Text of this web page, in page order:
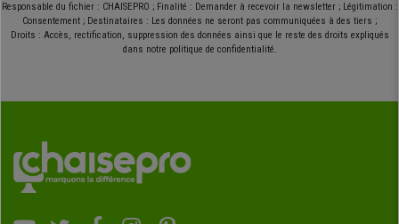
Responsable du fichier : CHAISEPRO ; Finalité : Demander à recevoir la newsletter ; Légitimation :
Consentement ; Destinataires : Les données ne seront pas communiquées à des tiers ;
Droits : Accès, rectification, suppression des données ainsi que le reste des droits expliqués
dans notre politique de confidentialité.